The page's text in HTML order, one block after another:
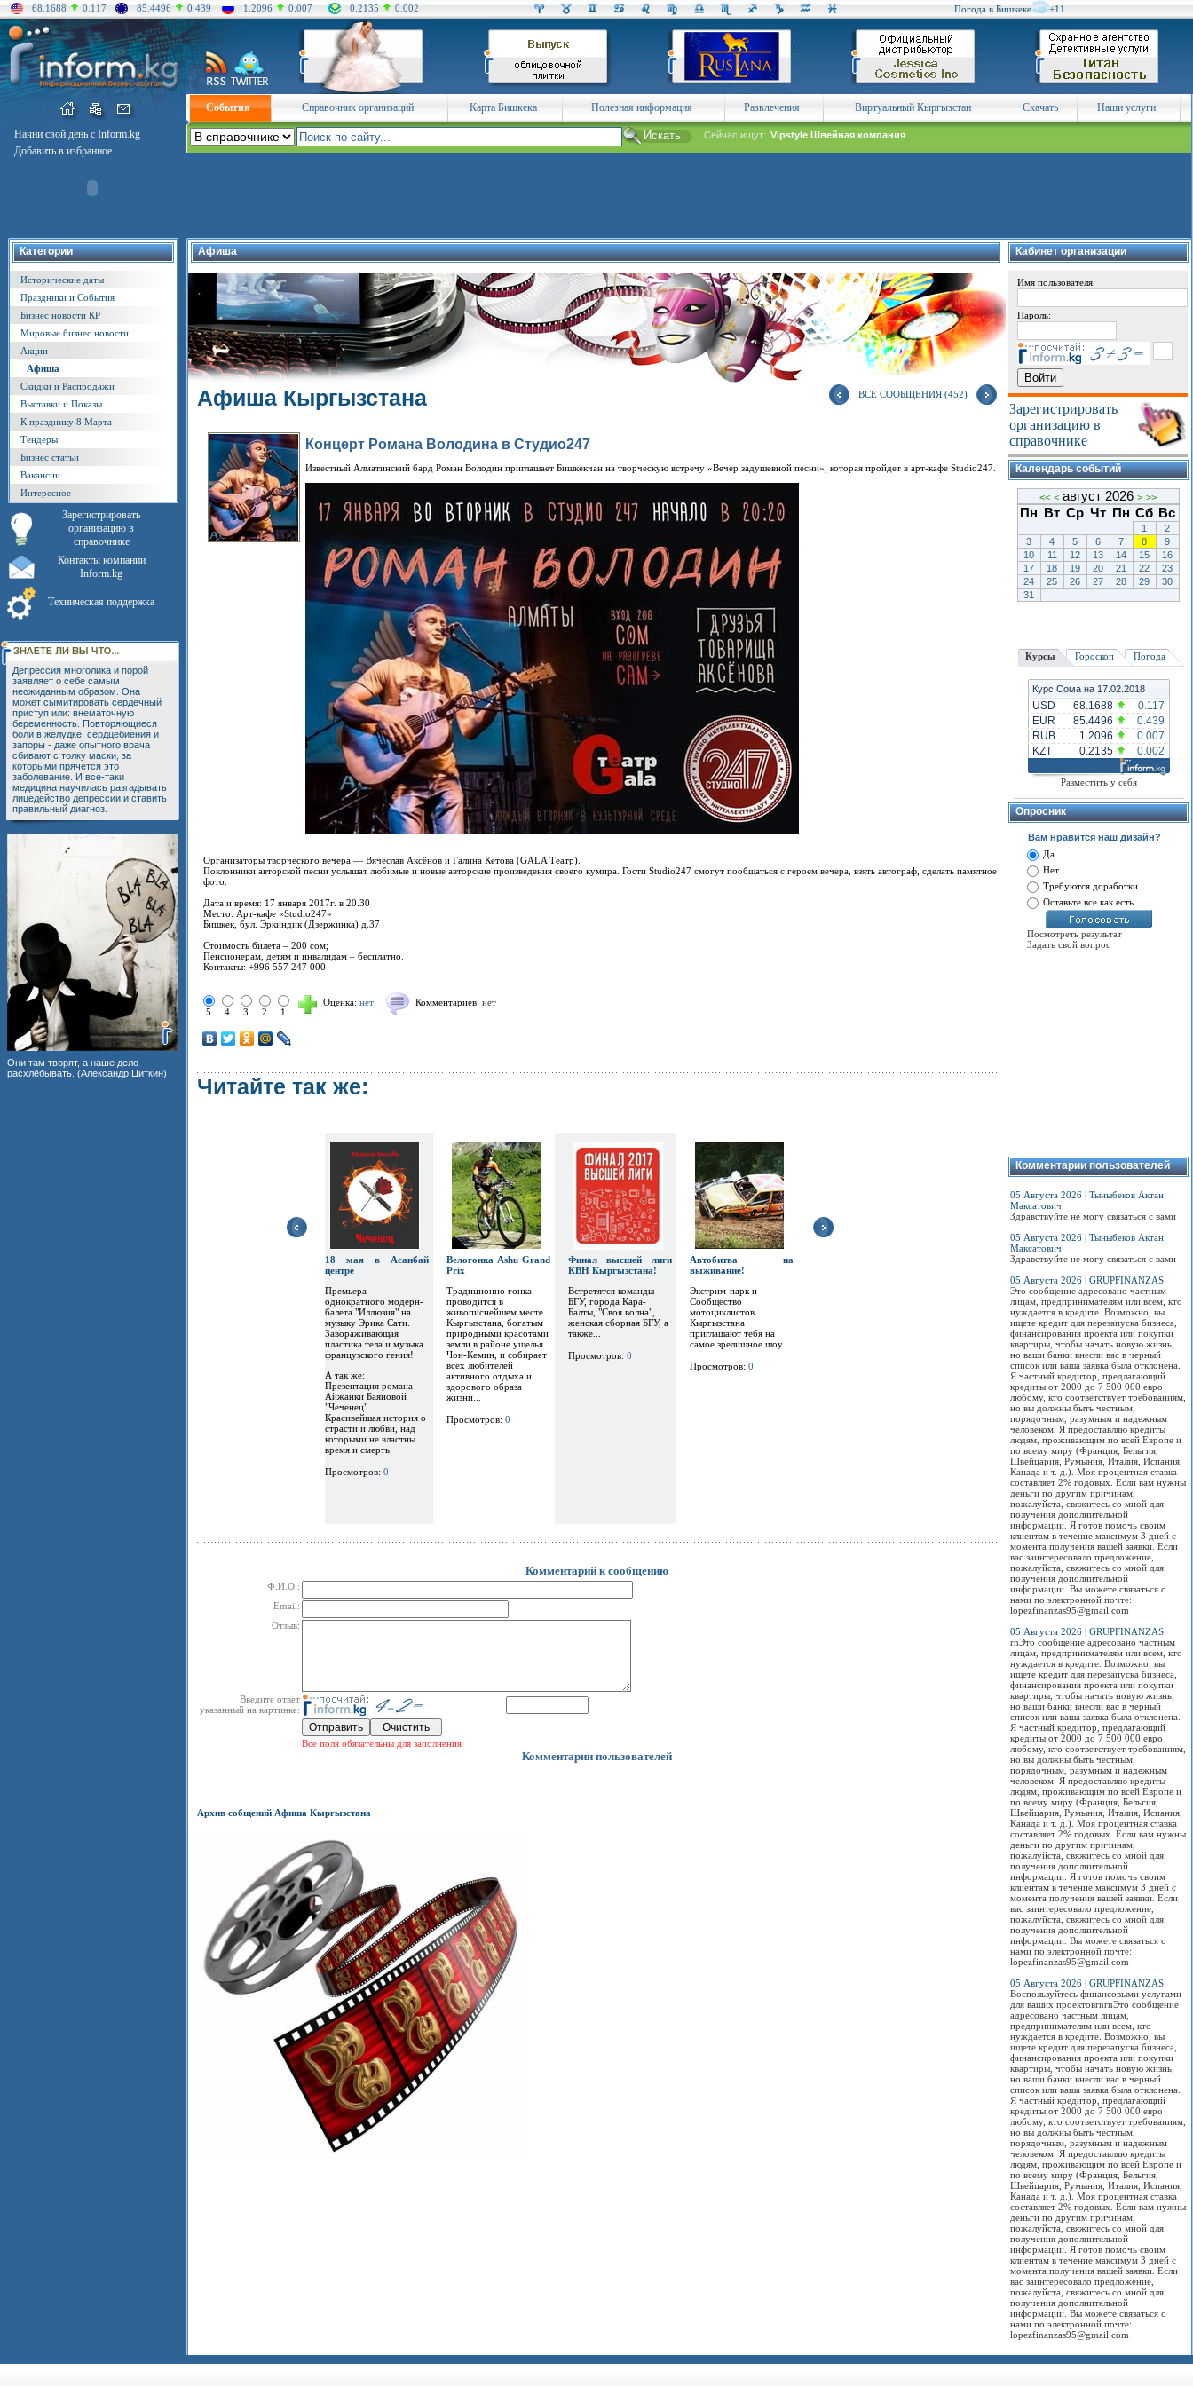
68.1688 0.117 85.4496 0.439 1.2096 0.007 0.2135 0.002 Погода в Бишкеке +11
Начни свой день с Inform.kg
Добавить в избранное
События Справочник организаций Карта Бишкека Полезная информация Развлечения Виртуальный Кыргызстан Скачать Наши услуги
Сейчас ищут: Vipstyle Швейная компания
Категории
Исторические даты
Праздники и События
Бизнес новости КР
Мировые бизнес новости
Акции
Афиша
Скидки и Распродажи
Выставки и Показы
К празднику 8 Марта
Тендеры
Бизнес статьи
Вакансии
Интересное
Зарегистрировать
организацию в
справочнике
Контакты компании
Inform.kg
Техническая поддержка
Депрессия многолика и порой
заявляет о себе самым
неожиданным образом. Она
может сымитировать сердечный
приступ или: внематочную
беременность. Повторяющиеся
боли в желудке, сердцебиения и
запоры - даже опытного врача
сбивают с толку маски, за
которыми прячется это
заболевание. И все-таки
медицина научилась разгадывать
лицедейство депрессии и ставить
правильный диагноз.
Они там творят, а наше дело
расхлёбывать. (Александр Циткин)
Афиша
Афиша Кыргызстана ВСЕ СООБЩЕНИЯ (452)
Концерт Романа Володина в Студио247
Известный Алматинский бард Роман Володин приглашает Бишкекчан на творческую встречу «Вечер задушевной песни», которая пройдет в арт-кафе Studio247.
Организаторы творческого вечера — Вячеслав Аксёнов и Галина Кетова (GALA Театр).
Поклонники авторской песни услышат любимые и новые авторские произведения своего кумира. Гости Studio247 смогут пообщаться с героем вечера, взять автограф, сделать памятное
фото.
Дата и время: 17 января 2017г. в 20.30
Место: Арт-кафе «Studio247»
Бишкек, бул. Эркиндик (Дзержинка) д.37
Стоимость билета – 200 сом;
Пенсионерам, детям и инвалидам – бесплатно.
Контакты: +996 557 247 000
5 4 3 2 1
Оценка: нет Комментариев: нет
Читайте так же:
18 мая в Асанбай
центре
Премьера
однократного модерн-
балета "Иллюзия" на
музыку Эрика Сати.
Завораживающая
пластика тела и музыка
французского гения!
А так же:
Презентация романа
Айжанки Баяновой
"Чеченец"
Красивейшая история о
страсти и любви, над
которыми не властны
время и смерть.
Просмотров: 0
Велогонка Ashu Grand
Prix
Традиционно гонка
проводится в
живописнейшем месте
Кыргызстана, богатым
природными красотами
земли в районе ущелья
Чон-Кемин, и собирает
всех любителей
активного отдыха и
здорового образа
жизни...
Просмотров: 0
Финал высшей лиги
КВН Кыргызстана!
Встретятся команды
БГУ, города Кара-
Балты, "Своя волна",
женская сборная БГУ, а
также...
Просмотров: 0
Автобитва на
выживание!
Экстрим-парк и
Сообщество
мотоциклистов
Кыргызстана
приглашают тебя на
самое зрелищное шоу...
Просмотров: 0
Концерт Максима
Галкина в Бишкеке...
Цирк Юрия Никулина
С новой потрясающей
программой для детей
и взрослых!..
Просмотров:0
в
Комментарий к сообщению
Ф.И.О.:
Email:
Отзыв:
Введите ответ
указанный на картинке:
Все поля обязательны для заполнения
Комментарии пользователей
Архив собщений Афиша Кыргызстана
Кабинет организации
Имя пользователя:
Пароль:
Зарегистрировать
организацию в
справочнике
Календарь событий
<< < август 2026 > >>
Пн Вт Ср Чт Пн Сб Вс
1
2
3
4 5 6 7 8
9
10
11 12 13 14 15
16
17
18 19 20 21 22
23
24
25 26 27 28 29
30
31
Курсы Гороскоп Погода
Курс Сома на 17.02.2018
USD 68.1688
0.117
EUR
85.4496
0.439
RUB
1.2096
0.007
KZT
0.2135 0.002
Разместить у себя
Опросник
Вам нравится наш дизайн?
Да
Нет
Требуются доработки
Оставьте все как есть
Посмотреть результат
Задать свой вопрос
Комментарии пользователей
05 Августа 2026 | Тыныбеков Актан
Максатович
Здравствуйте не могу связаться с вами
05 Августа 2026 | Тыныбеков Актан
Максатович
Здравствуйте не могу связаться с вами
05 Августа 2026 | GRUPFINANZAS
Это сообщение адресовано частным
лицам, предпринимателям или всем, кто
нуждается в кредите. Возможно, вы
ищете кредит для перезапуска бизнеса,
финансирования проекта или покупки
квартиры, чтобы начать новую жизнь,
но ваши банки внесли вас в черный
список или ваша заявка была отклонена.
Я частный кредитор, предлагающий
кредиты от 2000 до 7 500 000 евро
любому, кто соответствует требованиям,
но вы должны быть честным,
порядочным, разумным и надежным
человеком. Я предоставляю кредиты
людям, проживающим по всей Европе и
по всему миру (Франция, Бельгия,
Швейцария, Румыния, Италия, Испания,
Канада и т. д.). Моя процентная ставка
составляет 2% годовых. Если вам нужны
деньги по другим причинам,
пожалуйста, свяжитесь со мной для
получения дополнительной
информации. Я готов помочь своим
клиентам в течение максимум 3 дней с
момента получения вашей заявки. Если
вас заинтересовало предложение,
пожалуйста, свяжитесь со мной для
получения дополнительной
информации. Вы можете связаться с
нами по электронной почте:
lopezfinanzas95@gmail.com
05 Августа 2026 | GRUPFINANZAS
rnЭто сообщение адресовано частным
лицам, предпринимателям или всем, кто
нуждается в кредите. Возможно, вы
ищете кредит для перезапуска бизнеса,
финансирования проекта или покупки
квартиры, чтобы начать новую жизнь,
но ваши банки внесли вас в черный
список или ваша заявка была отклонена.
Я частный кредитор, предлагающий
кредиты от 2000 до 7 500 000 евро
любому, кто соответствует требованиям,
но вы должны быть честным,
порядочным, разумным и надежным
человеком. Я предоставляю кредиты
людям, проживающим по всей Европе и
по всему миру (Франция, Бельгия,
Швейцария, Румыния, Италия, Испания,
Канада и т. д.). Моя процентная ставка
составляет 2% годовых. Если вам нужны
деньги по другим причинам,
пожалуйста, свяжитесь со мной для
получения дополнительной
информации. Я готов помочь своим
клиентам в течение максимум 3 дней с
момента получения вашей заявки. Если
вас заинтересовало предложение,
пожалуйста, свяжитесь со мной для
получения дополнительной
информации. Вы можете связаться с
нами по электронной почте:
lopezfinanzas95@gmail.com
05 Августа 2026 | GRUPFINANZAS
Воспользуйтесь финансовыми услугами
для ваших проектовrnrnЭто сообщение
адресовано частным лицам,
предпринимателям или всем, кто
нуждается в кредите. Возможно, вы
ищете кредит для перезапуска бизнеса,
финансирования проекта или покупки
квартиры, чтобы начать новую жизнь,
но ваши банки внесли вас в черный
список или ваша заявка была отклонена.
Я частный кредитор, предлагающий
кредиты от 2000 до 7 500 000 евро
любому, кто соответствует требованиям,
но вы должны быть честным,
порядочным, разумным и надежным
человеком. Я предоставляю кредиты
людям, проживающим по всей Европе и
по всему миру (Франция, Бельгия,
Швейцария, Румыния, Италия, Испания,
Канада и т. д.). Моя процентная ставка
составляет 2% годовых. Если вам нужны
деньги по другим причинам,
пожалуйста, свяжитесь со мной для
получения дополнительной
информации. Я готов помочь своим
клиентам в течение максимум 3 дней с
момента получения вашей заявки. Если
вас заинтересовало предложение,
пожалуйста, свяжитесь со мной для
получения дополнительной
информации. Вы можете связаться с
нами по электронной почте:
lopezfinanzas95@gmail.com